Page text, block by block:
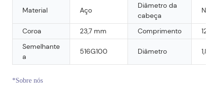
Material Aço
Diâmetro da
cabeça
N/A
Coroa 23,7 mm Comprimento
12
Semelhante
a
516G100 Diâmetro 1,8
*Sobre nós